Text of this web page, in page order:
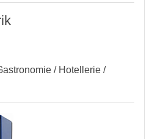
/ Hotellerie /